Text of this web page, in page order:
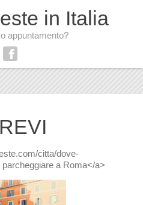
in Italia
appuntamento?
citta/dove-
a Roma</a>